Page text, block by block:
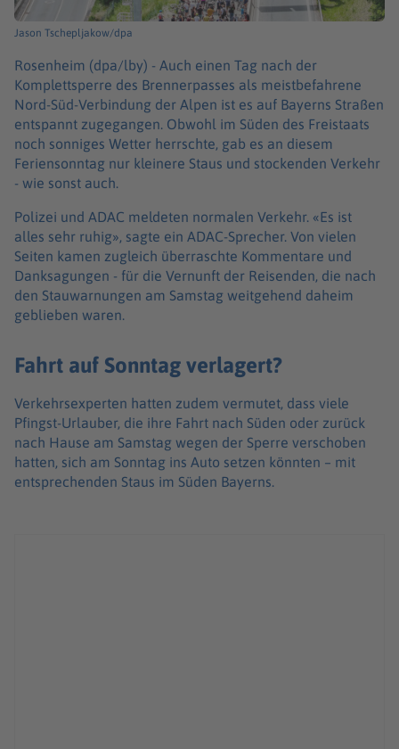
Jason Tschepljakow/dpa
Rosenheim (dpa/lby) - Auch einen Tag nach der
Komplettsperre des Brennerpasses als meistbefahrene
Nord-Süd-Verbindung der Alpen ist es auf Bayerns Straßen
entspannt zugegangen. Obwohl im Süden des Freistaats
noch sonniges Wetter herrschte, gab es an diesem
Feriensonntag nur kleinere Staus und stockenden Verkehr
- wie sonst auch.
Polizei und ADAC meldeten normalen Verkehr. «Es ist
alles sehr ruhig», sagte ein ADAC-Sprecher. Von vielen
Seiten kamen zugleich überraschte Kommentare und
Danksagungen - für die Vernunft der Reisenden, die nach
den Stauwarnungen am Samstag weitgehend daheim
geblieben waren.
Fahrt auf Sonntag verlagert?
Verkehrsexperten hatten zudem vermutet, dass viele
Pfingst-Urlauber, die ihre Fahrt nach Süden oder zurück
nach Hause am Samstag wegen der Sperre verschoben
hatten, sich am Sonntag ins Auto setzen könnten – mit
entsprechenden Staus im Süden Bayerns.